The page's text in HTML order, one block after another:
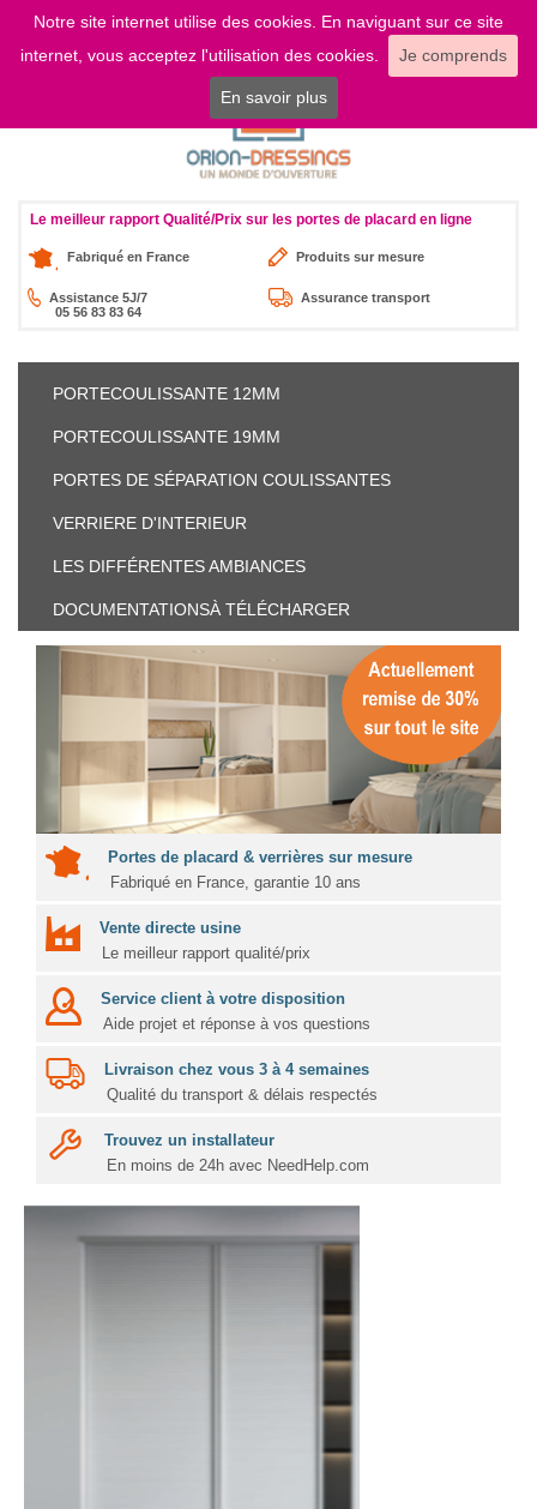
Notre site internet utilise des cookies. En naviguant sur ce site
internet, vous acceptez l'utilisation des cookies.
Je comprends
En savoir plus
LOGIN
Le meilleur rapport Qualité/Prix sur les portes de placard en ligne
Fabriqué en France Produits sur mesure
Assistance 5J/7
05 56 83 83 64
Assurance transport
PORTECOULISSANTE 12MM
PORTECOULISSANTE 19MM
PORTES DE SÉPARATION COULISSANTES
VERRIERE D'INTERIEUR
LES DIFFÉRENTESAMBIANCES
DOCUMENTATIONSÀ TÉLÉCHARGER
Portes de placard & verrières sur mesure
Fabriqué en France, garantie 10 ans
Vente directe usine
Le meilleur rapport qualité/prix
Service client à votre disposition
Aide projet et réponse à vos questions
Livraison chez vous 3 à 4 semaines
Qualité du transport & délais respectés
Trouvez un installateur
En moins de 24h avec NeedHelp.com